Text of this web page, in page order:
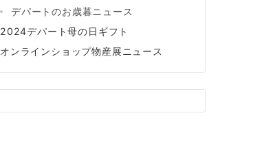
デパートのお歳暮ニュース
2024デパート母の日ギフト
オンラインショップ物産展ニュース